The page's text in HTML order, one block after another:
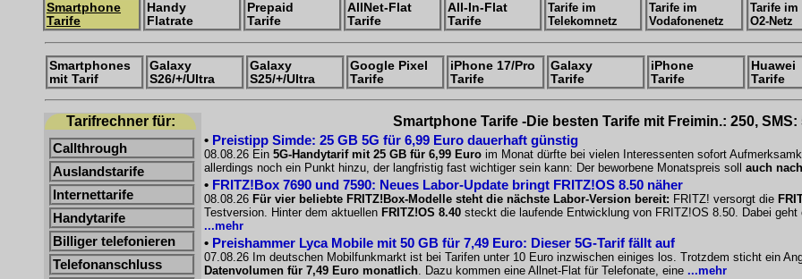
Smartphone
Tarife
Handy
Flatrate
Prepaid
Tarife
AllNet-Flat
Tarife
All-In-Flat
Tarife
Tarife im
Telekomnetz
Tarife im
Vodafonenetz
Tarife im
O2-Netz
Smartphones
mit Tarif
Galaxy
S26/+/Ultra
Galaxy
S25/+/Ultra
Google Pixel
Tarife
iPhone 17/Pro
Tarife
Galaxy
Tarife
iPhone
Tarife
Huawei
Tarife
Tarifrechner für:
Callthrough
Auslandstarife
Internettarife
Handytarife
Billiger telefonieren
Telefonanschluss
Smartphone Tarife -Die besten Tarife mit Freimin.: 250, SMS:
• Preistipp Simde: 25 GB 5G für 6,99 Euro dauerhaft günstig
08.08.26 Ein 5G-Handytarif mit 25 GB für 6,99 Euro im Monat dürfte bei vielen Interessenten sofort
allerdings noch ein Punkt hinzu, der langfristig fast wichtiger sein kann: Der beworbene Monatspreis soll auch
• FRITZ!Box 7690 und 7590: Neues Labor-Update bringt FRITZ!OS 8.50 näher
08.08.26 Für vier beliebte FRITZ!Box-Modelle steht die nächste Labor-Version bereit: FRITZ! versorgt die
Testversion. Hinter dem aktuellen FRITZ!OS 8.40 steckt die laufende Entwicklung von FRITZ!OS 8.50. Dabei
...mehr
• Preishammer Lyca Mobile mit 50 GB für 7,49 Euro: Dieser 5G-Tarif fällt auf
07.08.26 Im deutschen Mobilfunkmarkt ist bei Tarifen unter 10 Euro inzwischen einiges los. Trotzdem sticht ein
Datenvolumen für 7,49 Euro monatlich. Dazu kommen eine Allnet-Flat für Telefonate, eine ...mehr